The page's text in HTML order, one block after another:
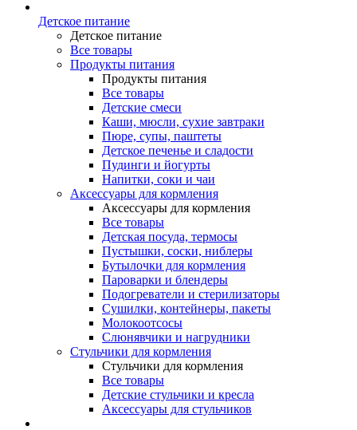
Детское питание
Детское питание
Все товары
Продукты питания
Продукты питания
Все товары
Детские смеси
Каши, мюсли, сухие завтраки
Пюре, супы, паштеты
Детское печенье и сладости
Пудинги и йогурты
Напитки, соки и чаи
Аксессуары для кормления
Аксессуары для кормления
Все товары
Детская посуда, термосы
Пустышки, соски, ниблеры
Бутылочки для кормления
Пароварки и блендеры
Подогреватели и стерилизаторы
Сушилки, контейнеры, пакеты
Молокоотсосы
Слюнявчики и нагрудники
Стульчики для кормления
Стульчики для кормления
Все товары
Детские стульчики и кресла
Аксессуары для стульчиков